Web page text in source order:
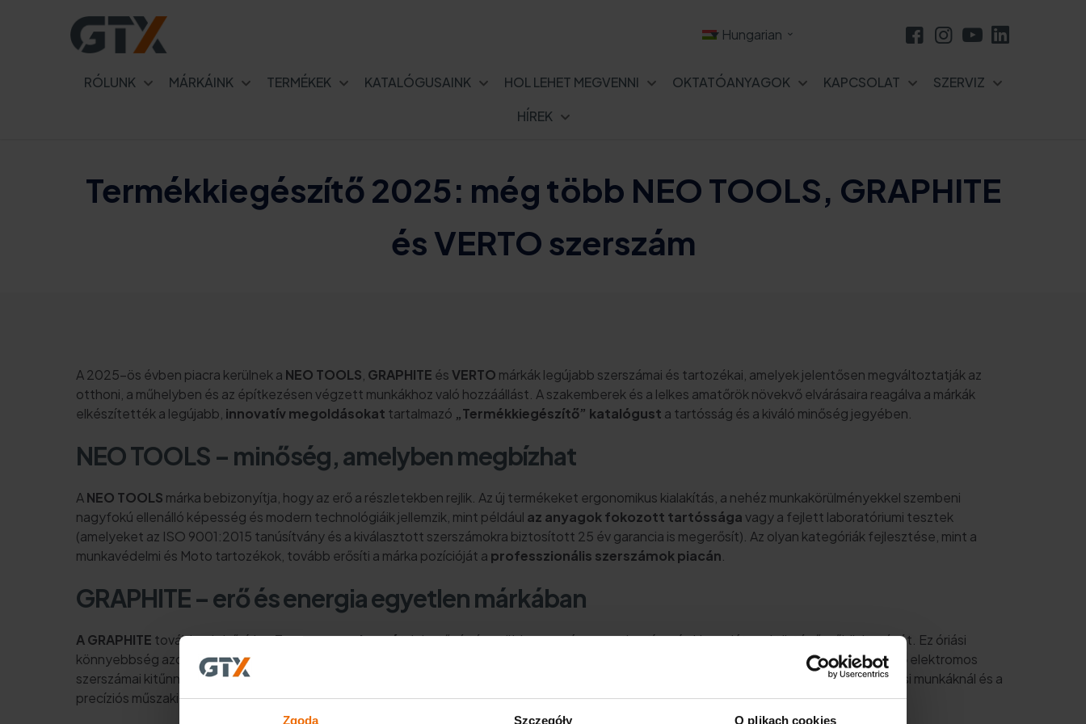
Zgoda Szczegóły O plikach cookies
Hungarian
RÓLUNK MÁRKÁINK TERMÉKEK KATALÓGUSAINK HOL LEHET MEGVENNI OKTATÓANYAGOK KAPCSOLAT
SZERVIZ
HÍREK
Termékkiegészítő 2025: még több NEO TOOLS, GRAPHITE
és VERTO szerszám
A 2025-ös évben piacra kerülnek a NEO TOOLS GRAPHITE ésVERTO márkák legújabb szerszámai és tartozékai, amelyek jelentősen megváltoztatják az
otthoni, a műhelyben és az építkezésen végzett munkákhoz való hozzáállást. A szakemberek és a lelkes amatőrök növekvő elvárásaira reagálva a márkák
elkészítették a legújabb, innovatív megoldásokat tartalmazó „Termékkiegészítő” katalógust a tartósság és a kiváló minőség jegyében.
NEO TOOLS – minőség, amelyben megbízhat
ANEO TOOLS márka bebizonyítja, hogy az erő a részletekben rejlik. Az új termékeket ergonomikus kialakítás, a nehéz munkakörülményekkel szembeni
nagyfokú ellenálló képesség és modern technológiáik jellemzik, mint például az anyagok fokozott tartósságavagy a fejlett laboratóriumi tesztek
(amelyeket az ISO 9001:2015 tanúsítvány és a kiválasztott szerszámokra biztosított 25 év garancia is megerősít). Az olyan kategóriák fejlesztése, mint a
munkavédelmi és Moto tartozékok, tovább erősíti a márka pozícióját a professzionális szerszámok piacán
GRAPHITE – erő és energia egyetlen márkában
A GRAPHITE továbbra is bővíti azEnergy+rendszerét, lehetővé téve több szerszám egyetlen típusú akkumulátorral történő működtetését. Ez óriási
könnyebbség azoknak a felhasználóknak, akik értékelik a kényelmet és a munkavégzés optimalizálását. A GRAPHITE 2025-ben piacra kerülő elektromos
szerszámai kitűnnek
erős motorjaikkal, tartósságukkal és ergonómikus kialakításukkal
, tökéletesen illeszkednek a felújítási, építkezési munkáknál és a
precíziós műszaki berendezéseknél jelentkező elvárásokhoz.